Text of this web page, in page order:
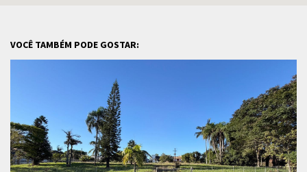
VOCÊ TAMBÉM PODE GOSTAR: